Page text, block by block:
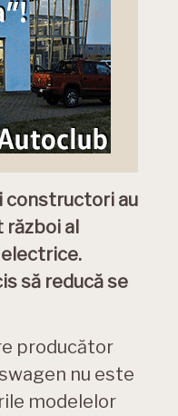
constructori au
al
să reducă se
producător
nu este
modelelor